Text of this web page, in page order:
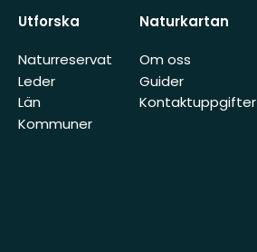
Utforska
Naturreservat
Leder
Län
Kommuner
Naturkartan
Om oss
Guider
Kontaktuppgifter